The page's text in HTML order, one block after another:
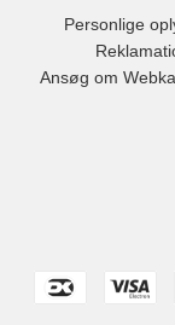
Personlige
Ansøg om